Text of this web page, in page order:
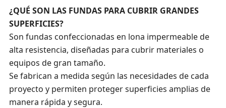
¿QUÉ SON LAS FUNDAS PARA CUBRIR GRANDES
SUPERFICIES?
Son fundas confeccionadas en lona impermeable de
alta resistencia, diseñadas para cubrir materiales o
equipos de gran tamaño.
Se fabrican a medida según las necesidades de cada
proyecto y permiten proteger superficies amplias de
manera rápida y segura.